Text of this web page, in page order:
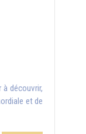
découvrir,
et de